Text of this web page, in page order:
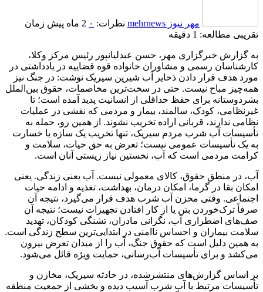
مهر نیوز mehrnews نظرات: ۰ 2 ماه پیش
زمان
تقریبی مطالعه: 1 دقیقه
به گزارش خبرگزاری مهر، حسن عبدلیانپور رئیس مرکز وکلا،
کارشناسان رسمی و مشاوران خانواده قوه قضاییه در یادداشتی در
مورد هدف قرار دادن ذخایر آب شیرین سیریک نوشت: در جنگ نیز
همه‌چیز مباح نیست. حتی در سخت‌ترین مخاصمات، حقوق بین‌الملل
بشردوستانه برای حفظ حداقلی از انسانیت پدید آمده است؛ تا
غیرنظامی، کودک، سالمند، بیمار و مردمی که نقشی در عملیات
نظامی ندارند، قربانی اراده تخریب نشوند. از همین رو، حمله به
تأسیسات آب شرب مردم سیریک، تنها تخریب یک سازه یا خسارت
به یک تأسیسات عمومی نیست؛ تعرض به حق حیات، سلامت و
کرامت مردمی است که آب، نخستین نیاز زیستی آنان است.
آب، در منطق حقوق، کالای معمولی نیست. آب یعنی زندگی. یعنی
امکان بقا در گرما، امکان درمان، بهداشت، تغذیه و ادامه حیات
اجتماعی. وقتی مخزن آب شرب هدف قرار می‌گیرد، نتیجه آن
صرفاً ترک‌خوردن بتن یا از کار افتادن تجهیزات نیست؛ نتیجه آن
صف‌های اضطراری آب، نگرانی مادران، تشنگی کودکان، تهدید
سلامت بیماران و احساس ناامنی در ابتدایی‌ترین سطح زندگی است.
به همین دلیل است که حقوق جنگ، آب را از میدان تعرض بیرون
می‌کشد و برای تأسیسات آب‌رسانی، حمایت ویژه قائل می‌شود.
بر اساس گزارش‌های منتشرشده، در حادثه سیریک، مخازن و
تأسیسات مرتبط با آب شرب آسیب دیده و بخشی از جمعیت منطقه